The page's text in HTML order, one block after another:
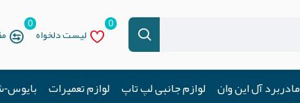
لیست دلخواه
0
0
مادربرد آل این وان لوازم جانبی لپ تاپ لوازم تعمیرات بایوس-